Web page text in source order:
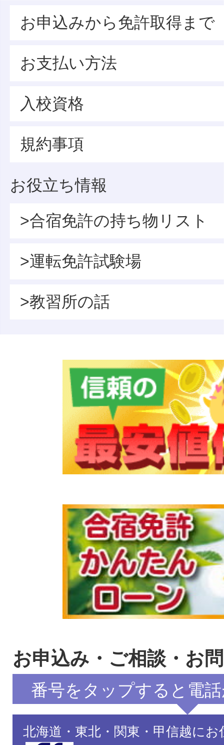
お申込みから免許取得まで
お支払い方法
入校資格
規約事項
お役立ち情報
>合宿免許の持ち物リスト
>運転免許試験場
>教習所の話
お申込み・ご相談・お
番号をタップすると電
北海道・東北・関東・甲信越に